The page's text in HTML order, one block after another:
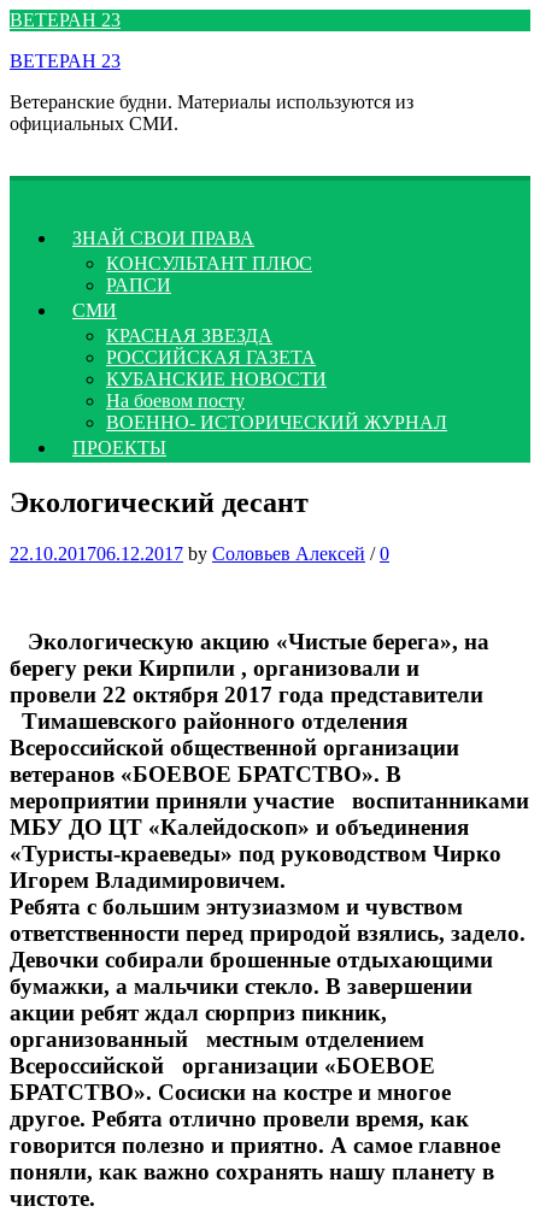
Перейти
содержимому
ВЕТЕРАН 23
ВЕТЕРАН 23
Ветеранские будни. Материалы используются из
официальных СМИ.
ЗНАЙ СВОИ ПРАВА
КОНСУЛЬТАНТ ПЛЮС
РАПСИ
СМИ
КРАСНАЯ ЗВЕЗДА
РОССИЙСКАЯ ГАЗЕТА
КУБАНСКИЕ НОВОСТИ
На боевом посту
ВОЕННО- ИСТОРИЧЕСКИЙ ЖУРНАЛ
ПРОЕКТЫ
Экологический десант
22.10.201706.12.2017 by Соловьев Алексей / 0
Экологическую акцию «Чистые берега», на
берегу реки Кирпили , организовали и
провели 22 октября 2017 года представители
Тимашевского районного отделения
Всероссийской общественной организации
ветеранов «БОЕВОЕ БРАТСТВО». В
мероприятии приняли участие воспитанниками
МБУ ДО ЦТ «Калейдоскоп» и объединения
«Туристы-краеведы» под руководством Чирко
Игорем Владимировичем.
Ребята с большим энтузиазмом и чувством
ответственности перед природой взялись, задело.
Девочки собирали брошенные отдыхающими
бумажки, а мальчики стекло. В завершении
акции ребят ждал сюрприз пикник,
организованный местным отделением
Всероссийской организации «БОЕВОЕ
БРАТСТВО». Сосиски на костре и многое
другое. Ребята отлично провели время, как
говорится полезно и приятно. А самое главное
поняли, как важно сохранять нашу планету в
чистоте.